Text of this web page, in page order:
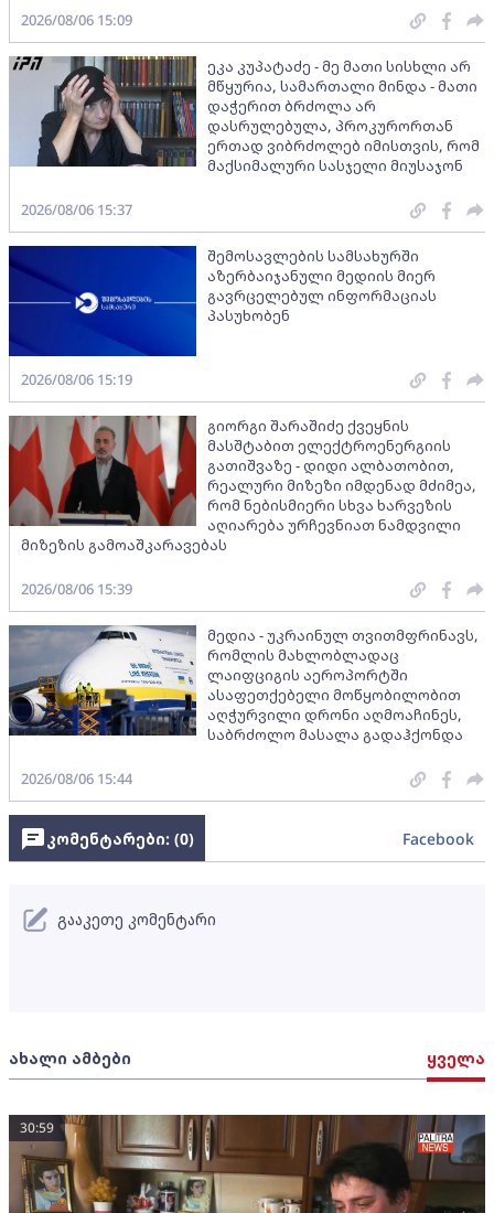
2026/08/06 15:09
ეკა კუპატაძე - მე მათი სისხლი არ
მწყურია, სამართალი მინდა - მათი
დაჭერით ბრძოლა არ
დასრულებულა, პროკურორთან
ერთად ვიბრძოლებ იმისთვის, რომ
მაქსიმალური სასჯელი მიუსაჯონ
2026/08/06 15:37
შემოსავლების სამსახურში
აზერბაიჯანული მედიის მიერ
გავრცელებულ ინფორმაციას
პასუხობენ
2026/08/06 15:19
გიორგი შარაშიძე ქვეყნის
მასშტაბით ელექტროენერგიის
გათიშვაზე - დიდი ალბათობით,
რეალური მიზეზი იმდენად მძიმეა,
რომ ნებისმიერი სხვა ხარვეზის
აღიარება ურჩევნიათ ნამდვილი
მიზეზის გამოაშკარავებას
2026/08/06 15:39
მედია - უკრაინულ თვითმფრინავს,
რომლის მახლობლადაც
ლაიფციგის აეროპორტში
ასაფეთქებელი მოწყობილობით
აღჭურვილი დრონი აღმოაჩინეს,
საბრძოლო მასალა გადაჰქონდა
2026/08/06 15:44
ახალი ამბები ყველა
30:59
კომენტარები: (0) Facebook
გააკეთე კომენტარი